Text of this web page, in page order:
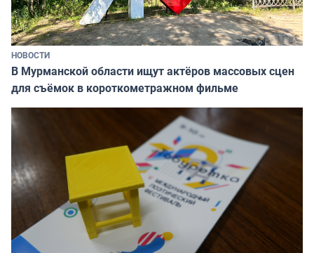
НОВОСТИ
В Мурманской области ищут актёров массовых сцен
для съёмок в короткометражном фильме